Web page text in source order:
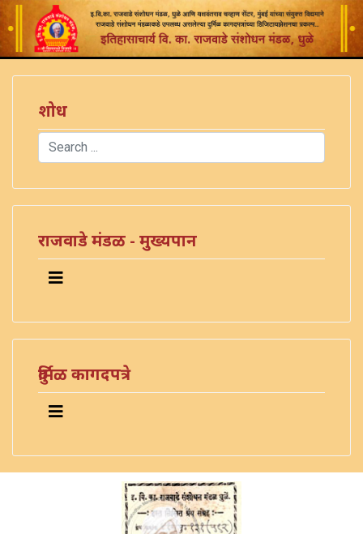
शोध
Search
राजवाडे मंडळ - मुख्यपान
दुर्मिळ कागदपत्रे